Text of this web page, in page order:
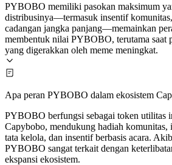
PYBOBO memiliki pasokan maksimum
distribusinya—termasuk insentif
cadangan jangka panjang—memainkan
membentuk nilai PYBOBO, terutama saat
yang digerakkan oleh meme meningkat.
Apa peran PYBOBO dalam ekosistem
PYBOBO berfungsi sebagai token utilitas
Capybobo, mendukung hadiah komunitas,
tata kelola, dan insentif berbasis acara.
PYBOBO sangat terkait dengan
ekspansi ekosistem.